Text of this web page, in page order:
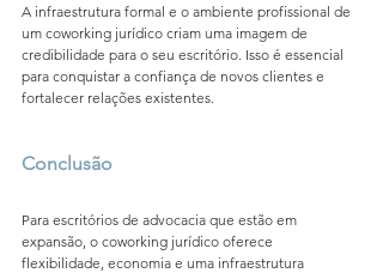
A infraestrutura formal e o ambiente profissional de
um coworking jurídico criam uma imagem de
credibilidade para o seu escritório. Isso é essencial
para conquistar a confiança de novos clientes e
fortalecer relações existentes.
Conclusão
Para escritórios de advocacia que estão em
expansão, o coworking jurídico oferece
flexibilidade, economia e uma infraestrutura